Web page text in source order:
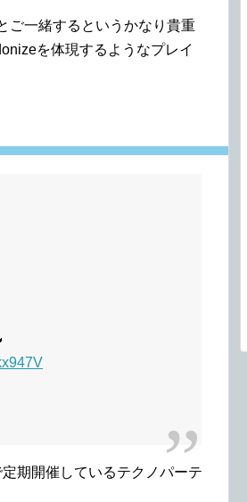
ご一緒するというかなり貴重
を体現するようなプレイ
期開催しているテクノパーテ